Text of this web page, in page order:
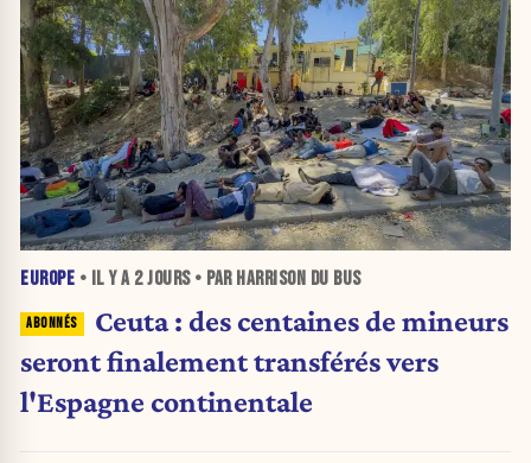
EUROPE • IL Y A 2 JOURS• PAR HARRISON DU BUS
Ceuta : des centaines de mineurs
seront finalement transférés vers
l'Espagne continentale